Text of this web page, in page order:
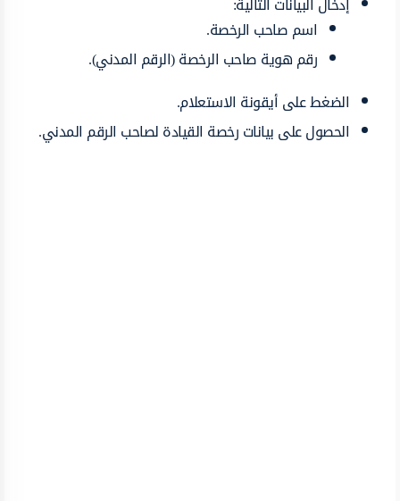
اسم صاحب الرخصة.
رقم هوية صاحب الرخصة (الرقم المدني).
الضغط على أيقونة الاستعلام.
الحصول على بيانات رخصة القيادة لصاحب الرقم المدني.